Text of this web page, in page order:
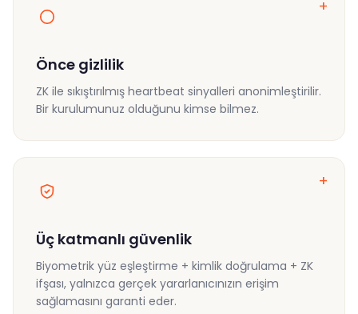
+
Önce gizlilik
ZK ile sıkıştırılmış heartbeat sinyalleri anonimleştirilir.
Bir kurulumunuz olduğunu kimse bilmez.
+
Üç katmanlı güvenlik
Biyometrik yüz eşleştirme + kimlik doğrulama + ZK
ifşası, yalnızca gerçek yararlanıcınızın erişim
sağlamasını garanti eder.